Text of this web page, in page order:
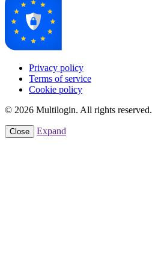
Privacy policy
Terms of service
Cookie policy
© 2026 Multilogin. All rights reserved.
Close Expand